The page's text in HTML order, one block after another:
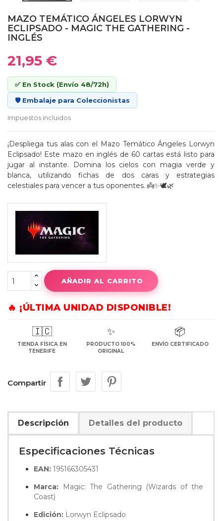
MAZO TEMÁTICO ÁNGELES LORWYN
ECLIPSADO - MAGIC THE GATHERING -
INGLÉS
21,95 €
✅ En Stock (Envío 48/72h)
🛡️ Embalaje para Coleccionistas
Impuestos incluidos
¡Despliega tus alas con el Mazo Temático Ángeles Lorwyn
Eclipsado! Este mazo en inglés de 60 cartas está listo para
jugar al instante. Domina los cielos con magia verde y
blanca, utilizando fichas de dos caras y estrategias
celestiales para vencer a tus oponentes. 👼✨🕊️🌿
AÑADIR AL CARRITO
🔥 ¡ÚLTIMA UNIDAD DISPONIBLE!
🇮🇨
TIENDA FÍSICA EN
TENERIFE
✨
PRODUCTO 100%
ORIGINAL
📦
ENVÍO CERTIFICADO
Compartir
Descripción Detalles del producto
Especificaciones Técnicas
EAN: 195166305431
Marca: Magic: The Gathering (Wizards of the
Coast)
Edición: Lorwyn Eclipsado